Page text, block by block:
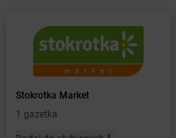
Żabka Barwałd Średni
Żabka Barwice
Żabka Bażanowice
Żabka Będzin
Żabka Bełchatów
Stokrotka Market
1 gazetka